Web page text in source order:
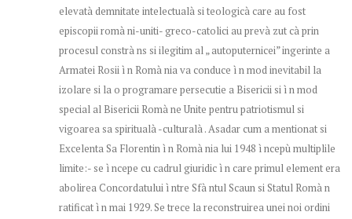
elevatà demnitate intelectualà si teologicà care au fost
episcopii romà ni-uniti- greco-catolici au prevà zut cà prin
procesul constrà ns si ilegitim al „ autoputernicei” ingerinte a
Armatei Rosii ì n Romà nia va conduce ì n mod inevitabil la
izolare si la o programare persecutie a Bisericii si ì n mod
special al Bisericii Romà ne Unite pentru patriotismul si
vigoarea sa spiritualà -culturalà . Asadar cum a mentionat si
Excelenta Sa Florentin ì n Romà nia lui 1948 ì ncepù multiplile
limite:- se ì ncepe cu cadrul giuridic ì n care primul element era
abolirea Concordatului ì ntre Sfà ntul Scaun si Statul Romà n
ratificat ì n mai 1929. Se trece la reconstruirea unei noi ordini